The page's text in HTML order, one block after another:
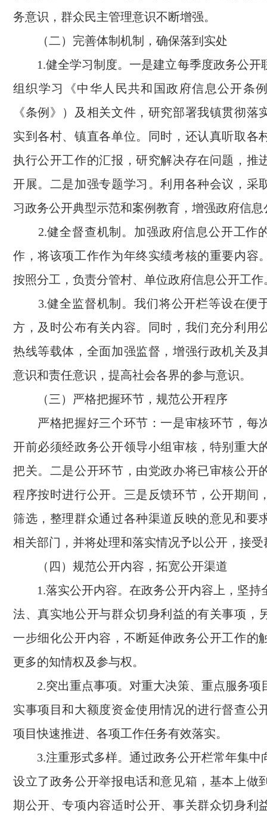
务意识，群众民主管理意识不断增强。
（二）完善体制机制，确保落到实处
1.健全学习制度。一是建立每季度政务公开
组织学习《中华人民共和国政府信息公开条
《条例》）及相关文件，研究部署我镇贯彻落
实到各村、镇直各单位。同时，还认真听取各
执行公开工作的汇报，研究解决存在问题，推
开展。二是加强专题学习。利用各种会议，采
习政务公开典型示范和案例教育，增强政府信
2.健全督查机制。加强政府信息公开工作
作，将该项工作作为年终实绩考核的重要内容
按照分工，负责分管村、单位政府信息公开工作
3.健全监督机制。我们将公开栏等设在便
方，及时公布有关内容。同时，我们充分利用
热线等载体，全面加强监督，增强行政机关及
意识和责任意识，提高社会各界的参与意识。
（三）严格把握环节，规范公开程序
严格把握好三个环节：一是审核环节，每
开前必须经政务公开领导小组审核，特别重大
把关。二是公开环节，由党政办将已审核公开
程序按时进行公开。三是反馈环节，公开期间
筛选，整理群众通过各种渠道反映的意见和要
相关部门，并将处理和落实情况予以公开，接受
（四）规范公开内容，拓宽公开渠道
1.落实公开内容。在政务公开内容上，坚持
法、真实地公开与群众切身利益的有关事项，
一步细化公开内容，不断延伸政务公开工作的
更多的知情权及参与权。
2.突出重点事项。对重大决策、重点服务项
实事项目和大额度资金使用情况的进行督查公
项目快速推进、各项工作任务有效落实。
3.注重形式多样。通过政务公开栏常年集中
设立了政务公开举报电话和意见箱，基本上做
期公开、专项内容适时公开、事关群众切身利